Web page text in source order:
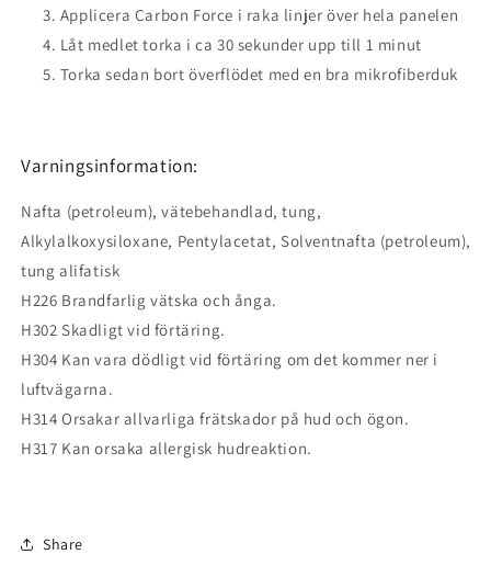
Applicera Carbon Force i raka linjer över hela panelen
Låt medlet torka i ca 30 sekunder upp till 1 minut
Torka sedan bort överflödet med en bra mikrofiberduk
Varningsinformation:
Nafta (petroleum), vätebehandlad, tung,
Alkylalkoxysiloxane, Pentylacetat, Solventnafta (petroleum),
tung alifatisk
H226 Brandfarlig vätska och ånga.
H302 Skadligt vid förtäring.
H304 Kan vara dödligt vid förtäring om det kommer ner i
luftvägarna.
H314 Orsakar allvarliga frätskador på hud och ögon.
H317 Kan orsaka allergisk hudreaktion.
Share